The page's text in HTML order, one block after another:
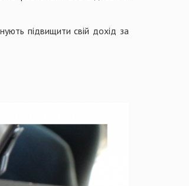
підвищити свій дохід за